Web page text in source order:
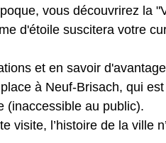
vous découvrirez la
d'étoile suscitera votre
et en savoir
à Neuf-Brisach, qui
(inaccessible au public).
visite, l’histoire de la ville